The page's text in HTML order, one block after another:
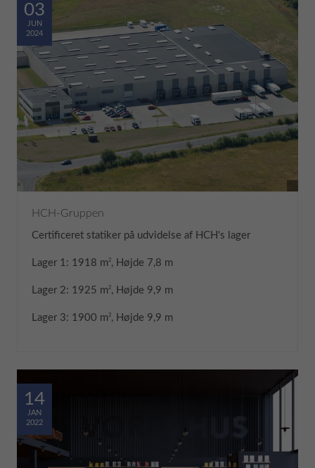
03
JUN
2024
HCH-Gruppen
Certificeret statiker på udvidelse af HCH's lager
Lager 1: 1918 m2, Højde 7,8 m
Lager 2: 1925 m2, Højde 9,9 m
Lager 3: 1900 m2, Højde 9,9 m
14
JAN
2022